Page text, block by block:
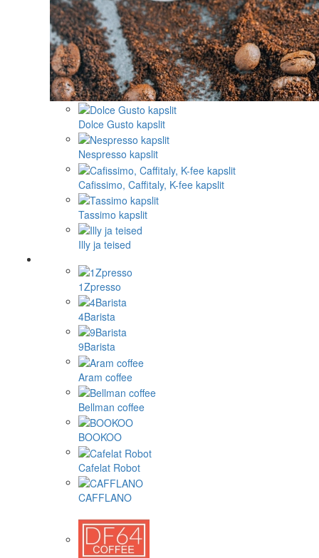
Dolce Gusto kapslit
Nespresso kapslit
Cafissimo, Caffitaly, K-fee kapslit
Tassimo kapslit
Illy ja teised
1Zpresso
4Barista
9Barista
Aram coffee
Bellman coffee
BOOKOO
Cafelat Robot
CAFFLANO